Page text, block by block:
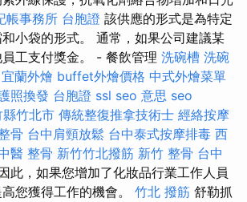
帳事務所 台胞證 該供應的形式是為特定
小袋的形式。 通常，如果公司建議某
工支付獎金。 - 餐飲管理 洗碗槽 洗碗
宜蘭外燴 buffet外燴價格 中式外燴菜單
照換發 台胞證 ssl seo 意思 seo
竹北市 傳統整復推拿技術士 經絡按摩
骨 台中肩頸放鬆 台中泰式按摩排毒 西
醫 整骨 新竹竹北撥筋 新竹 整骨 台中
此，如果您增加了化妝品行業工作人員
您獲得工作的機會。 竹北 撥筋 舒勒抓